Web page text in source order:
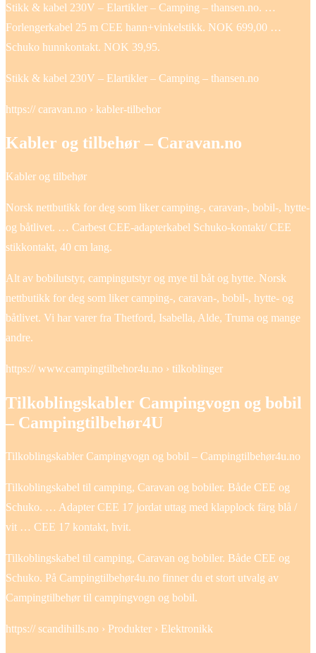
Stikk & kabel 230V – Elartikler – Camping – thansen.no. …
Forlengerkabel 25 m CEE hann+vinkelstikk. NOK 699,00 …
Schuko hunnkontakt. NOK 39,95.
Stikk & kabel 230V – Elartikler – Camping – thansen.no
https:// caravan.no › kabler-tilbehor
Kabler og tilbehør – Caravan.no
Kabler og tilbehør
Norsk nettbutikk for deg som liker camping-, caravan-, bobil-, hytte-
og båtlivet. … Carbest CEE-adapterkabel Schuko-kontakt/ CEE
stikkontakt, 40 cm lang.
Alt av bobilutstyr, campingutstyr og mye til båt og hytte. Norsk
nettbutikk for deg som liker camping-, caravan-, bobil-, hytte- og
båtlivet. Vi har varer fra Thetford, Isabella, Alde, Truma og mange
andre.
https:// www.campingtilbehor4u.no › tilkoblinger
Tilkoblingskabler Campingvogn og bobil
– Campingtilbehør4U
Tilkoblingskabler Campingvogn og bobil – Campingtilbehør4u.no
Tilkoblingskabel til camping, Caravan og bobiler. Både CEE og
Schuko. … Adapter CEE 17 jordat uttag med klapplock färg blå /
vit … CEE 17 kontakt, hvit.
Tilkoblingskabel til camping, Caravan og bobiler. Både CEE og
Schuko. På Campingtilbehør4u.no finner du et stort utvalg av
Campingtilbehør til campingvogn og bobil.
https:// scandihills.no › Produkter › Elektronikk